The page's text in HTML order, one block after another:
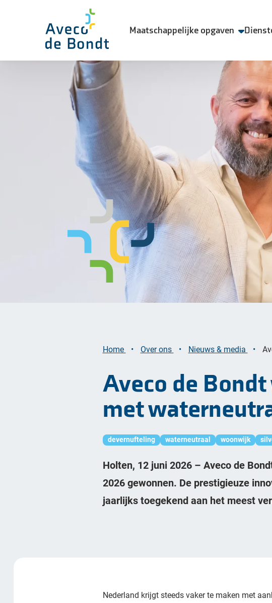
Maatschappelijke opgaven
Leefbaarheid in de stad
Landelijke gebiedsontwikkeling
Vernieuwingsopgave
Waterveiligheid
Woning- en utiliteitsbouw
Bekijk alle opgaven
Home Over ons Nieuws & media
Aveco de
met
devernufteling waterneutraal woonwijk
Holten, 12 juni 2026 – Aveco de
2026 gewonnen. De prestigieuze
jaarlijks toegekend aan het meest
Nederland krijgt steeds vaker te maken met